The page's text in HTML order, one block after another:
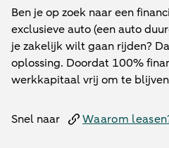
Ben je op zoek naar een
exclusieve auto (een auto
je zakelijk wilt gaan rijden?
oplossing. Doordat 100%
werkkapitaal vrij om te
Snel naar Waarom